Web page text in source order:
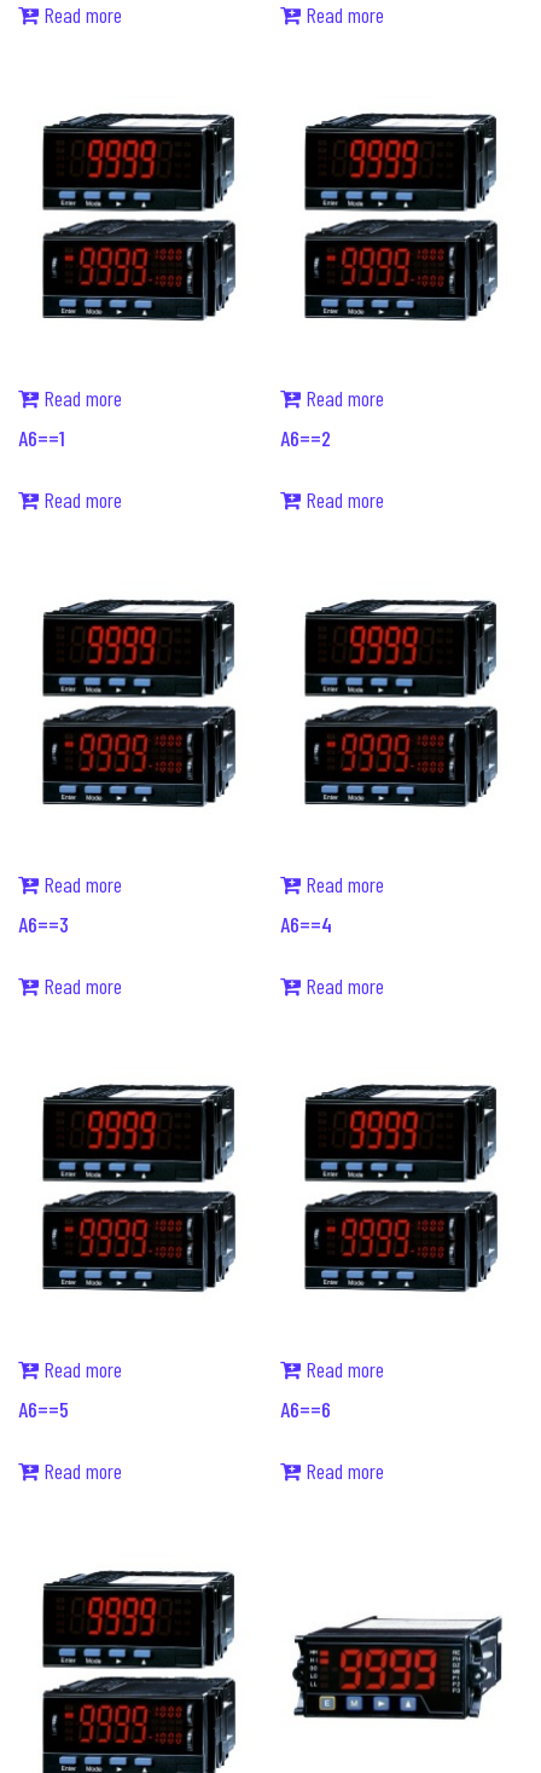
Read more Read more
Read more
A6==1
Read more
Read more
A6==2
Read more
Read more
A6==3
Read more
Read more
A6==4
Read more
Read more
A6==5
Read more
Read more
A6==6
Read more